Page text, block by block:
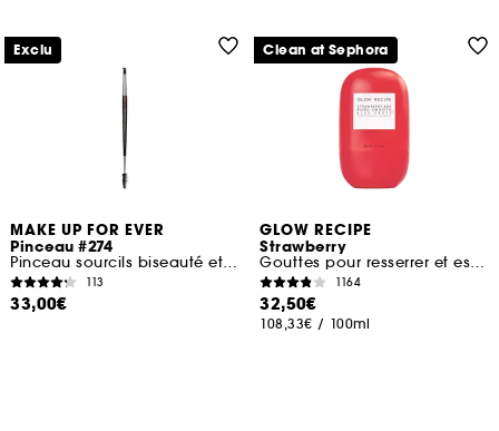
MAKE UP FOR EVER
Pinceau #274
Pinceau sourcils biseauté et goupillon
113
33,00€
Exclu
GLOW RECIPE
Strawberry
Gouttes pour resserrer et estomper les pores aux BHA
1164
32,50€
108,33€ / 100ml
Clean at Sephora